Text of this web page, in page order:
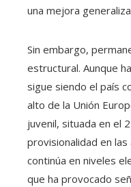
una mejora
Sin embargo,
estructural. Aunque
sigue siendo el país
alto de la Unión
juvenil, situada en el
provisionalidad en
continúa en niveles
que ha provocado